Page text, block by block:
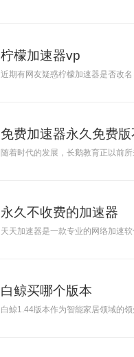
柠檬加速器vp
近期有网友疑惑柠檬加速器是否改名
免费加速器永久免费版
随着时代的发展，长鹅教育正以前
永久不收费的加速器
天天加速器是一款专业的网络加速
白鲸买哪个版本
白鲸1.44版本作为智能家居领域的